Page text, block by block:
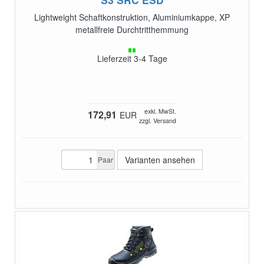
Lightweight Schaftkonstruktion, Aluminiumkappe, XP
metallfreie Durchtritthemmung
Lieferzeit 3-4 Tage
172,91 EUR
exkl. MwSt.
zzgl. Versand
Paar Varianten ansehen